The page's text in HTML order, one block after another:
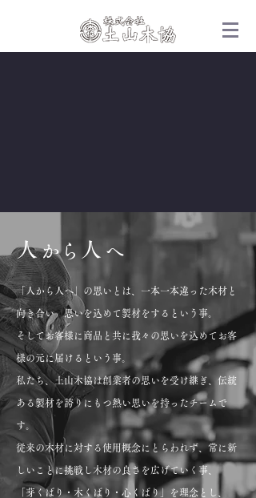
人から 人 へ
「人から人へ」の思いとは、一本一本違った木材と
向き合い 思いを込めて製材をするという事。
そしてお客様に商品と共に我々の思いを込めてお客
様の元に届けるという事。
私たち、土山木協は創業者の思いを受け継ぎ、伝統
ある製材を誇りにもつ熱い思いを持ったチームで
す。
従来の木材に対する使用概念にとらわれず、常に新
しいことに挑戦し木材の良さを広げていく事、
「芽くばり・木くばり・心くばり」を理念とし、